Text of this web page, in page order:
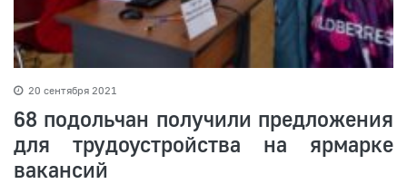
20 сентября 2021
68 подольчан получили предложения
для трудоустройства на ярмарке
вакансий